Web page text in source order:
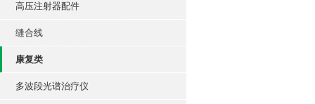
高压注射器配件
缝合线
康复类
多波段光谱治疗仪